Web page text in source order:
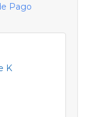
Pago
K